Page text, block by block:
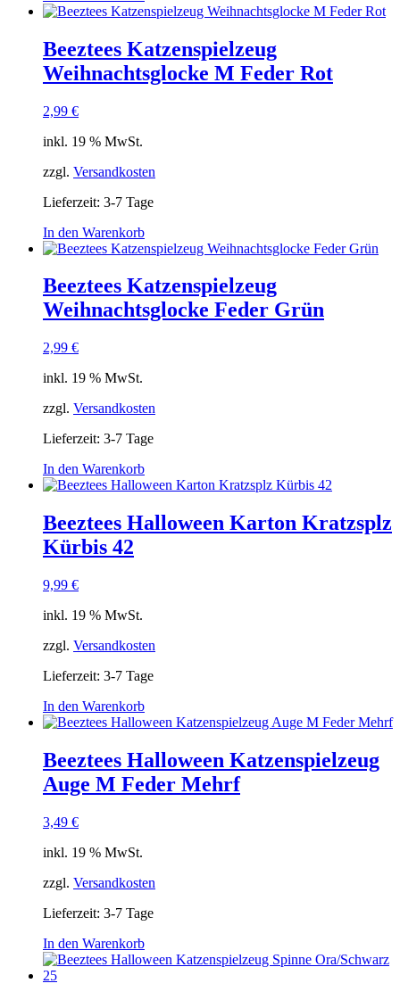
Beeztees Katzenspielzeug
Weihnachtsglocke M Feder Rot
2,99 €
inkl. 19 % MwSt.
zzgl. Versandkosten
Lieferzeit: 3-7 Tage
In den Warenkorb
Beeztees Katzenspielzeug
Weihnachtsglocke Feder Grün
2,99 €
inkl. 19 % MwSt.
zzgl. Versandkosten
Lieferzeit: 3-7 Tage
In den Warenkorb
Beeztees Halloween Karton Kratzsplz
Kürbis 42
9,99 €
inkl. 19 % MwSt.
zzgl. Versandkosten
Lieferzeit: 3-7 Tage
In den Warenkorb
Beeztees Halloween Katzenspielzeug
Auge M Feder Mehrf
3,49 €
inkl. 19 % MwSt.
zzgl. Versandkosten
Lieferzeit: 3-7 Tage
In den Warenkorb